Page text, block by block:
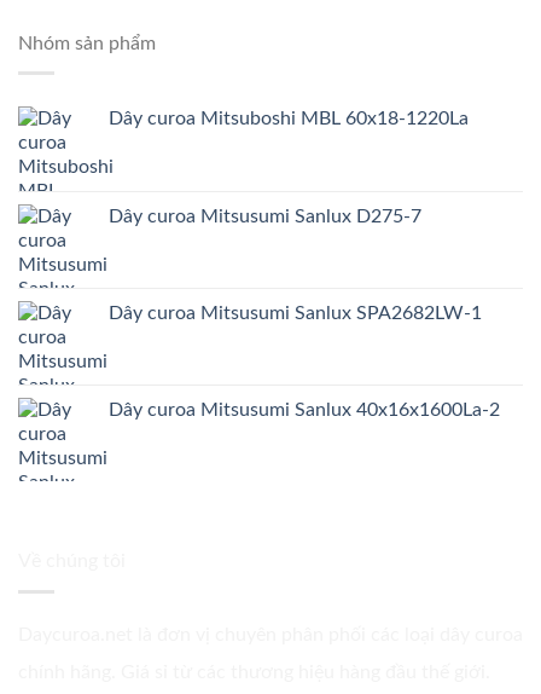
Nhóm sản phẩm
Dây curoa Mitsuboshi MBL 60x18-1220La
Dây curoa Mitsusumi Sanlux D275-7
Dây curoa Mitsusumi Sanlux SPA2682LW-1
Dây curoa Mitsusumi Sanlux 40x16x1600La-2